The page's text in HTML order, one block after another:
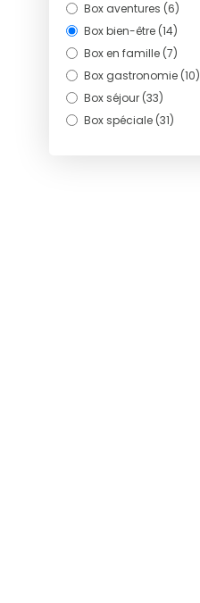
Box aventures (6)
Box bien-être (14)
Box en famille (7)
Box gastronomie (10)
Box séjour (33)
Box spéciale (31)